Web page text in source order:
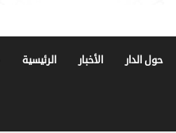
حول الدار الأخبار الرئيسية